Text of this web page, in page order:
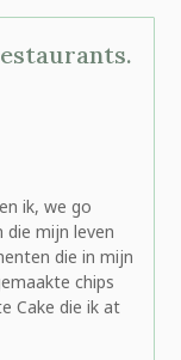
ik, we go
die mijn leven
die in mijn
chips
Cake die ik at